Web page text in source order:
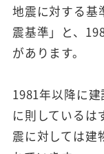
地震に対する基
震基準」と、
があります。
1981年以降に
に則しているは
震に対しては建